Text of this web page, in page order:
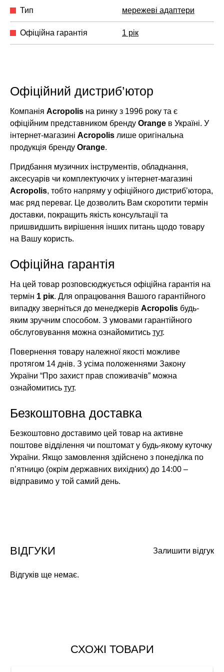
Тип мережеві адаптери
Офіційна гарантія 1 рік
Офіційний дистриб’ютор
Компанія Acropolis на ринку з 1996 року та є
офіційним представником бренду Orange в Україні. У
інтернет-магазині Acropolis лише оригінальна
продукція бренду Orange.
Придбання музичних інструментів, обладнання,
аксесуарів чи комплектуючих у інтернет-магазині
Acropolis, тобто напряму у офіційного дистриб’ютора,
має ряд переваг. Це дозволить Вам скоротити термін
доставки, покращить якість консультації та
пришвидшить вирішення інших питань щодо товару
на Вашу користь.
Офіційна гарантія
На цей товар розповсюджується офіційна гарантія на
термін 1 рік. Для опрацювання Вашого гарантійного
випадку зверніться до менеджерів Acropolis будь-
яким зручним способом. З умовами гарантійного
обслуговування можна ознайомитись тут.
Повернення товару належної якості можливе
протягом 14 днів. З усіма положеннями Закону
України “Про захист прав споживачів” можна
ознайомитись тут.
Безкоштовна доставка
Безкоштовно доставимо цей товар на активне
поштове відділення чи поштомат у будь-якому куточку
України. Якщо замовлення здійснено з понеділка по
п’ятницю (окрім державних вихідних) до 14:00 –
відправимо у той самий день.
Залишити відгук
ВІДГУКИ
Відгуків ще немає.
СХОЖІ ТОВАРИ